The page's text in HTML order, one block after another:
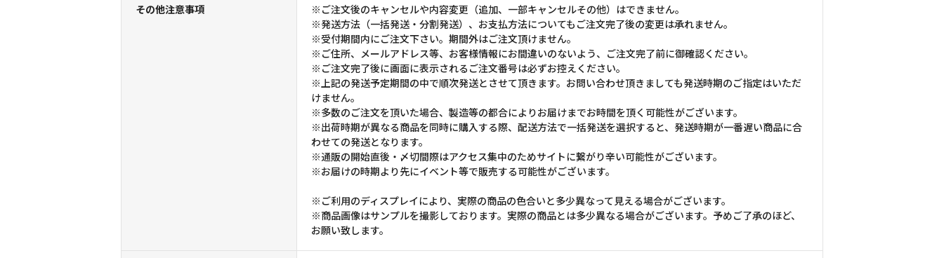
その他注意事項
※ご注文後のキャンセルや内容変更（追加、一部キャンセルその他）はできません。
※発送方法（一括発送・分割発送）、お支払方法についてもご注文完了後の変更は承れません。
※受付期間内にご注文下さい。期間外はご注文頂けません。
※ご住所、メールアドレス等、お客様情報にお間違いのないよう、ご注文完了前に御確認ください。
※ご注文完了後に画面に表示されるご注文番号は必ずお控えください。
※上記の発送予定期間の中で順次発送とさせて頂きます。お問い合わせ頂きましても発送時期のご指定はいただ
けません。
※多数のご注文を頂いた場合、製造等の都合によりお届けまでお時間を頂く可能性がございます。
※出荷時期が異なる商品を同時に購入する際、配送方法で一括発送を選択すると、発送時期が一番遅い商品に合
わせての発送となります。
※通販の開始直後・〆切間際はアクセス集中のためサイトに繋がり辛い可能性がございます。
※お届けの時期より先にイベント等で販売する可能性がございます。
※ご利用のディスプレイにより、実際の商品の色合いと多少異なって見える場合がございます。
※商品画像はサンプルを撮影しております。実際の商品とは多少異なる場合がございます。予めご了承のほど、
お願い致します。